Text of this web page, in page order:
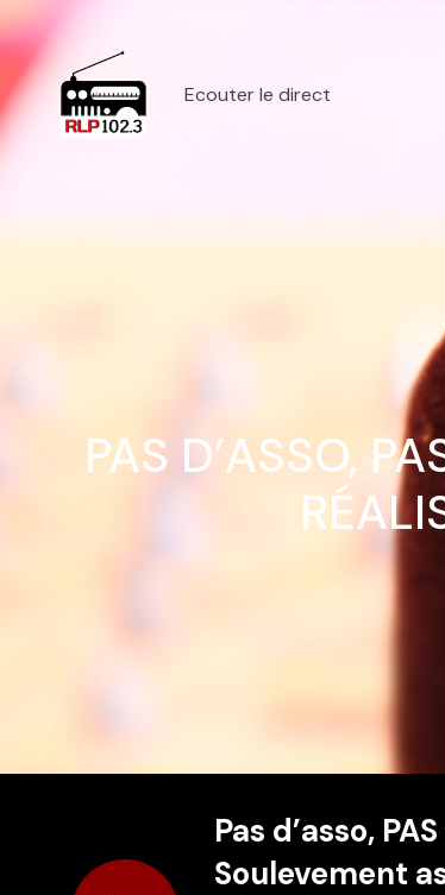
Ecouter le direct
PAS D’ASSO,
Pas d’asso,
Soulevement